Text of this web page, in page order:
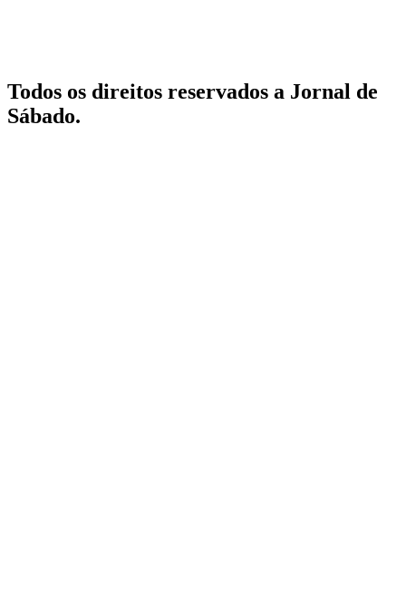
Todos os direitos reservados a Jornal de
Sábado.